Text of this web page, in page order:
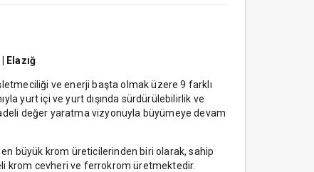
Elazığ
ve enerji başta olmak üzere 9 farklı
yurt içi ve yurt dışında sürdürülebilirlik ve
değer yaratma vizyonuyla büyümeye devam
büyük krom üreticilerinden biri olarak, sahip
krom cevheri ve ferrokrom üretmektedir.